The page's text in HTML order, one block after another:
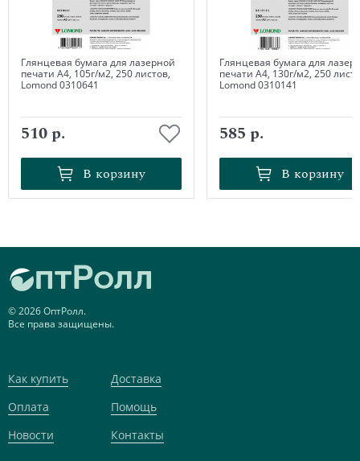
Глянцевая бумага для лазерной
печати А4, 105г/м2, 250 листов,
Lomond 0310641
510 р.
В корзину
В корзину
Глянцевая бумага для
печати А4, 130г/м2, 250
Lomond 0310141
585 р.
В корзину
В корзину
© 2026 ОптРолл.
Все права защищены.
Как купить
Доставка
Оплата
Помощь
Новости
Контакты